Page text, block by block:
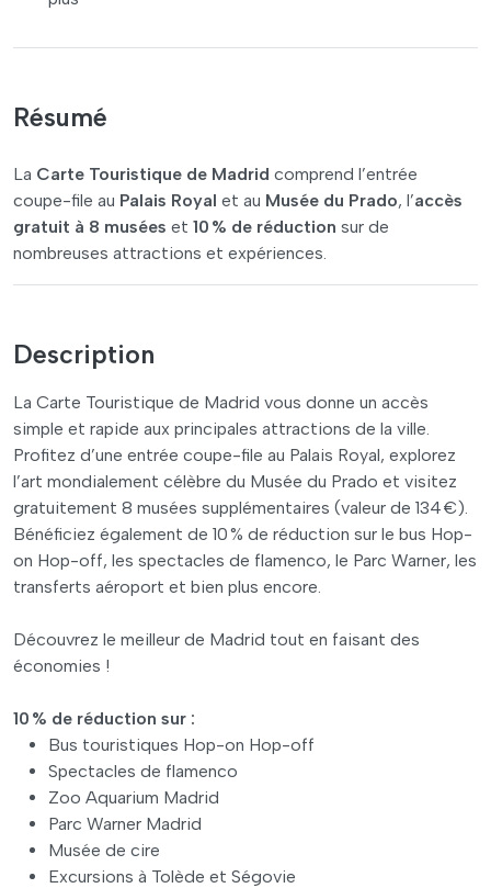
Résumé
La Carte Touristique de Madrid comprend l’entrée
coupe-file au Palais Royal et au Musée du Prado, l’accès
gratuit à 8 musées et 10 % de réduction sur de
nombreuses attractions et expériences.
Description
La Carte Touristique de Madrid vous donne un accès
simple et rapide aux principales attractions de la ville.
Profitez d’une entrée coupe-file au Palais Royal, explorez
l’art mondialement célèbre du Musée du Prado et visitez
gratuitement 8 musées supplémentaires (valeur de 134 €).
Bénéficiez également de 10 % de réduction sur le bus Hop-
on Hop-off, les spectacles de flamenco, le Parc Warner, les
transferts aéroport et bien plus encore.
Découvrez le meilleur de Madrid tout en faisant des
économies !
10 % de réduction sur :
Bus touristiques Hop-on Hop-off
Spectacles de flamenco
Zoo Aquarium Madrid
Parc Warner Madrid
Musée de cire
Excursions à Tolède et Ségovie